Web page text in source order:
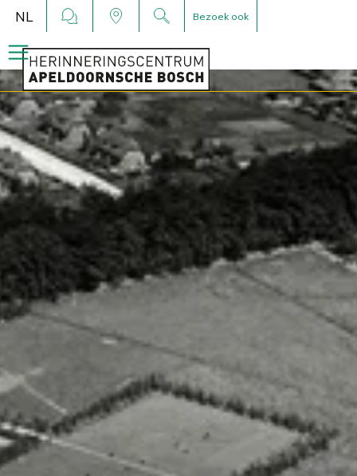
NL Bezoek ook